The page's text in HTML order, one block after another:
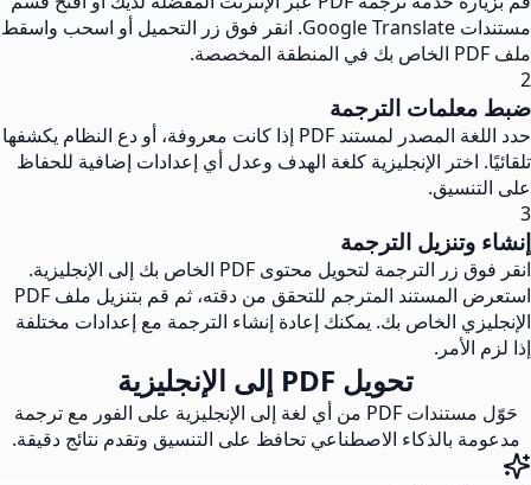
مستندات Google Translate. انقر فوق زر التحميل أو اسحب واسقط
ملف PDF الخاص بك في المنطقة المخصصة.
2
ضبط معلمات الترجمة
حدد اللغة المصدر لمستند PDF إذا كانت معروفة، أو دع النظام يكشفها
تلقائيًا. اختر الإنجليزية كلغة الهدف وعدل أي إعدادات إضافية للحفاظ
على التنسيق.
3
إنشاء وتنزيل الترجمة
انقر فوق زر الترجمة لتحويل محتوى PDF الخاص بك إلى الإنجليزية.
استعرض المستند المترجم للتحقق من دقته، ثم قم بتنزيل ملف PDF
الإنجليزي الخاص بك. يمكنك إعادة إنشاء الترجمة مع إعدادات مختلفة
إذا لزم الأمر.
تحويل PDF إلى الإنجليزية
حَوّل مستندات PDF من أي لغة إلى الإنجليزية على الفور مع ترجمة
مدعومة بالذكاء الاصطناعي تحافظ على التنسيق وتقدم نتائج دقيقة.